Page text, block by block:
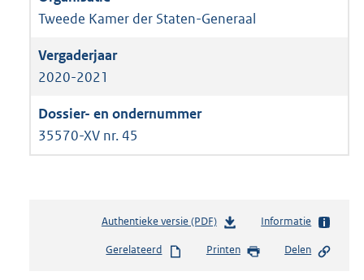
Tweede Kamer der Staten-Generaal
2020-2021
35570-XV nr. 45
Authentieke versie (PDF)b
s
Informatie
Gerelateerd Printen Delen